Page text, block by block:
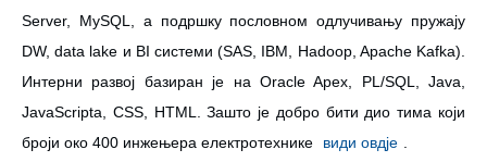
Server, MySQL, а подршку пословном одлучивању пружају
DW, data lake и BI системи (SAS, IBM, Hadoop, Apache Kafka).
Интерни развој базиран је на Oracle Apex, PL/SQL, Java,
JavaScripta, CSS, HTML. Зашто је добро бити дио тима који
броји око 400 инжењера електротехнике
види овдје